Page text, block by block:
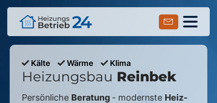
Kälte Wärme Klima
Heizungsbau Reinbek
Persönliche Beratung - modernste Heiz-